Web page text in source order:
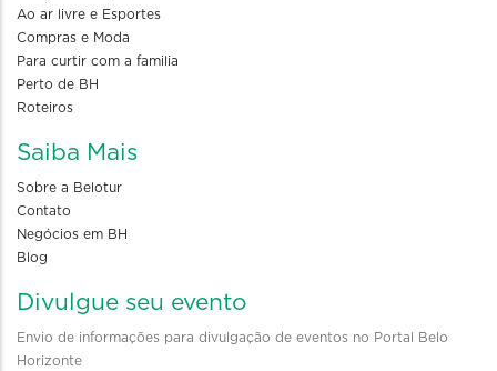
Ao ar livre e Esportes
Compras e Moda
Para curtir com a familia
Perto de BH
Roteiros
Saiba Mais
Sobre a Belotur
Contato
Negócios em BH
Blog
Divulgue seu evento
Envio de informações para divulgação de eventos no Portal Belo
Horizonte